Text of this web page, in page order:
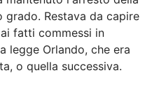
Restava da capire
fatti commessi in
legge Orlando, che era
o quella successiva.